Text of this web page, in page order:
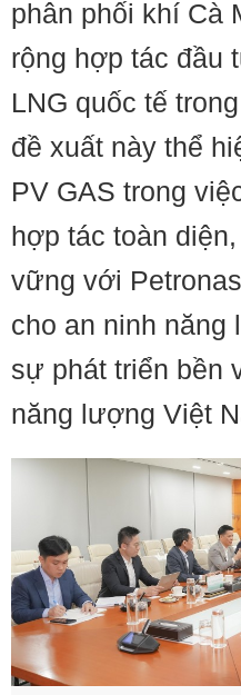
phân phối khí Cà
rộng hợp tác đầu
LNG quốc tế
đề xuất này thể
PV GAS trong
hợp tác toàn
vững với
cho an ninh năng
sự phát triển bền
năng lượng Việt